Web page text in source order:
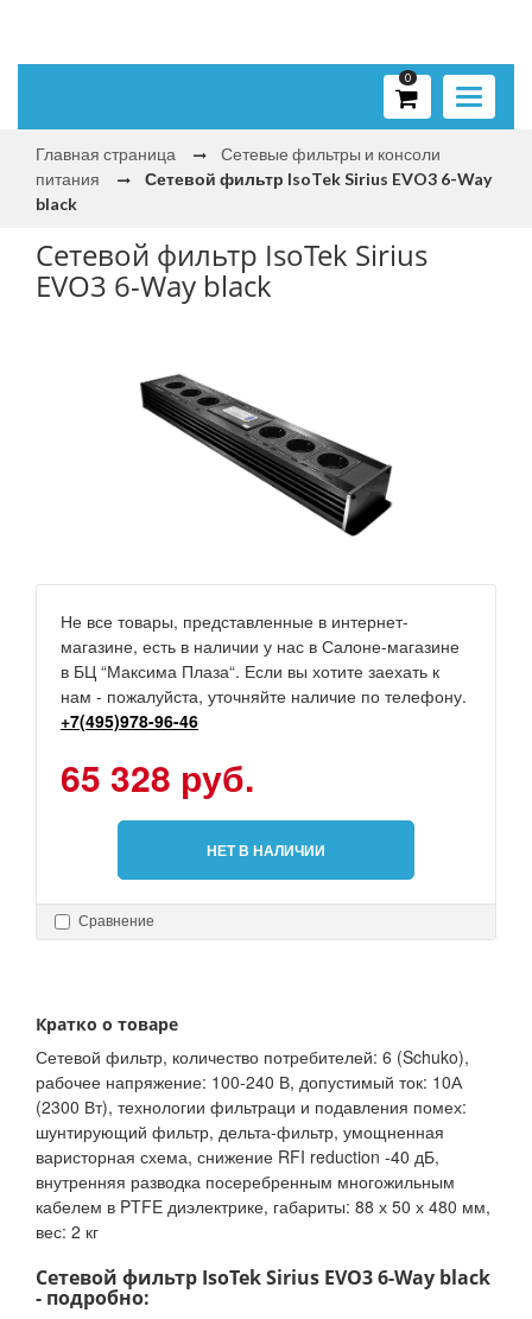
Toggle
0
Главная страница
Сетевые фильтры и консоли
питания
Сетевой фильтр IsoTek Sirius EVO3 6-Way
black
Сетевой фильтр IsoTek Sirius
EVO3 6-Way black
Не все товары, представленные в интернет-
магазине, есть в наличии у нас в Салоне-магазине
в БЦ “Максима Плаза“. Если вы хотите заехать к
нам - пожалуйста, уточняйте наличие по телефону.
+7(495)978-96-46
65 328 руб.
НЕТ В НАЛИЧИИ
Сравнение
Кратко о товаре
Сетевой фильтр, количество потребителей: 6 (Schuko),
рабочее напряжение: 100-240 В, допустимый ток: 10А
(2300 Вт), технологии фильтраци и подавления помех:
шунтирующий фильтр, дельта-фильтр, умощненная
варисторная схема, снижение RFI reduction -40 дБ,
внутренняя разводка посеребренным многожильным
кабелем в PTFE диэлектрике, габариты: 88 х 50 х 480 мм,
вес: 2 кг
Сетевой фильтр IsoTek Sirius EVO3 6-Way black
- подробно: